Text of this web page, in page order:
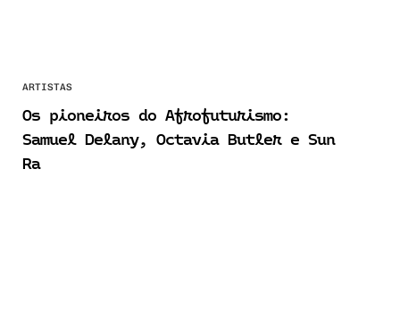
ARTISTAS
Os pioneiros do Afrofuturismo:
Samuel Delany, Octavia Butler e Sun
Ra